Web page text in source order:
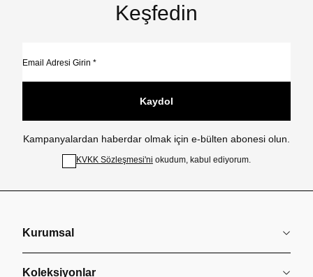
Keşfedin
Kaydol
Kampanyalardan haberdar olmak için e-bülten abonesi olun.
KVKK Sözleşmesi'ni okudum, kabul ediyorum.
Kurumsal
Koleksiyonlar